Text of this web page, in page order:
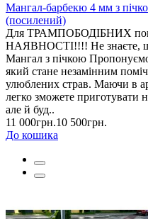
Мангал-барбекю 4 мм з
(посилений)
Для ТРАМПОБОДІБНИХ
НАЯВНОСТІ!!!! Не знаєте,
Мангал з пічкою
який стане незамінним
улюблених страв. Маючи в
легко зможете приготувати
але й буд..
11 000грн.10 500грн.
До кошика